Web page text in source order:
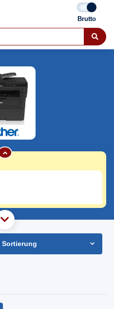
DN Toner
Brother DCP-L
bei Sparsando
auf Sparsando.de